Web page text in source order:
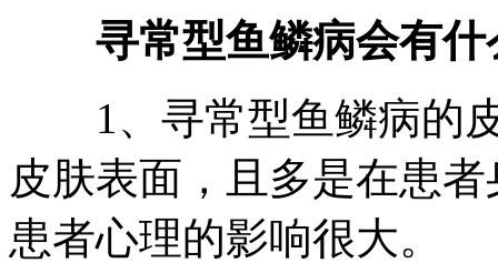
寻常型鱼鳞病会有什
1、寻常型鱼鳞病的皮
皮肤表面，且多是在患
患者心理的影响很大。